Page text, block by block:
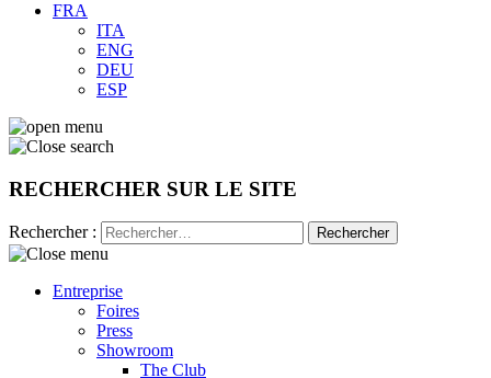
FRA
ITA
ENG
DEU
ESP
RECHERCHER SUR LE SITE
Rechercher :
Entreprise
Foires
Press
Showroom
The Club